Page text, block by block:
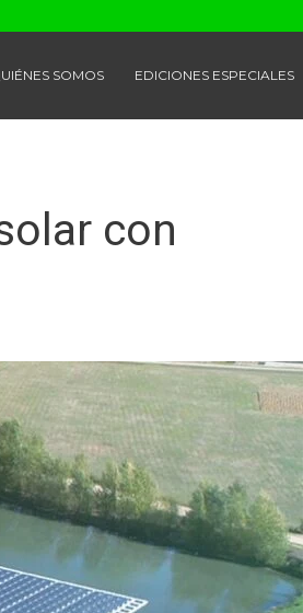
SOMOS EDICIONES ESPECIALES
con